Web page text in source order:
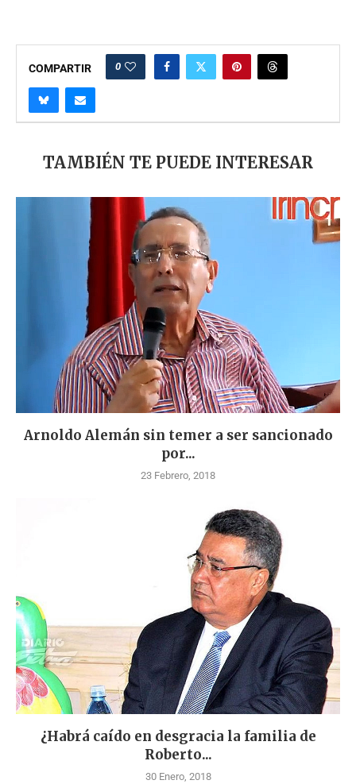
COMPARTIR 0
TAMBIÉN TE PUEDE INTERESAR
Arnoldo Alemán sin temer a ser sancionado
por...
23 Febrero, 2018
¿Habrá caído en desgracia la familia de
Roberto...
30 Enero, 2018